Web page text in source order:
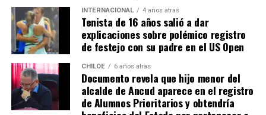
favor del elenco ‘millonario’, por una falta contra el
‘Pibe’ Solari quien se anticipó a su marcador.El
colombiano Miguel Borja transformó la pena
máxima en gol
Tras el tanto del delantero ‘cafetalero’, los jugadores
visitantes arremetieron contra sus rivales
argumentando que un jugador de River(Agustín
INTERNACIONAL 4 años atras
Tenista de 16 años salió a dar
explicaciones sobre polémico registro
de festejo con su padre en el US Open
CHILOE 6 años atras
Documento revela que hijo menor del
alcalde de Ancud aparece en el registro
de Alumnos Prioritarios y obtendría